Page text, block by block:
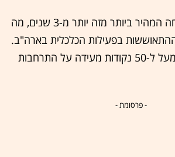
מדובר בקצב הצמיחה המהיר ביותר מזה יותר מ-3 שנים, מה
בפעילות הכלכלית בארה"ב.
נזכיר כי קריאה של מעל ל-50 נקודות מעידה על התרחבות
- פרסומת -